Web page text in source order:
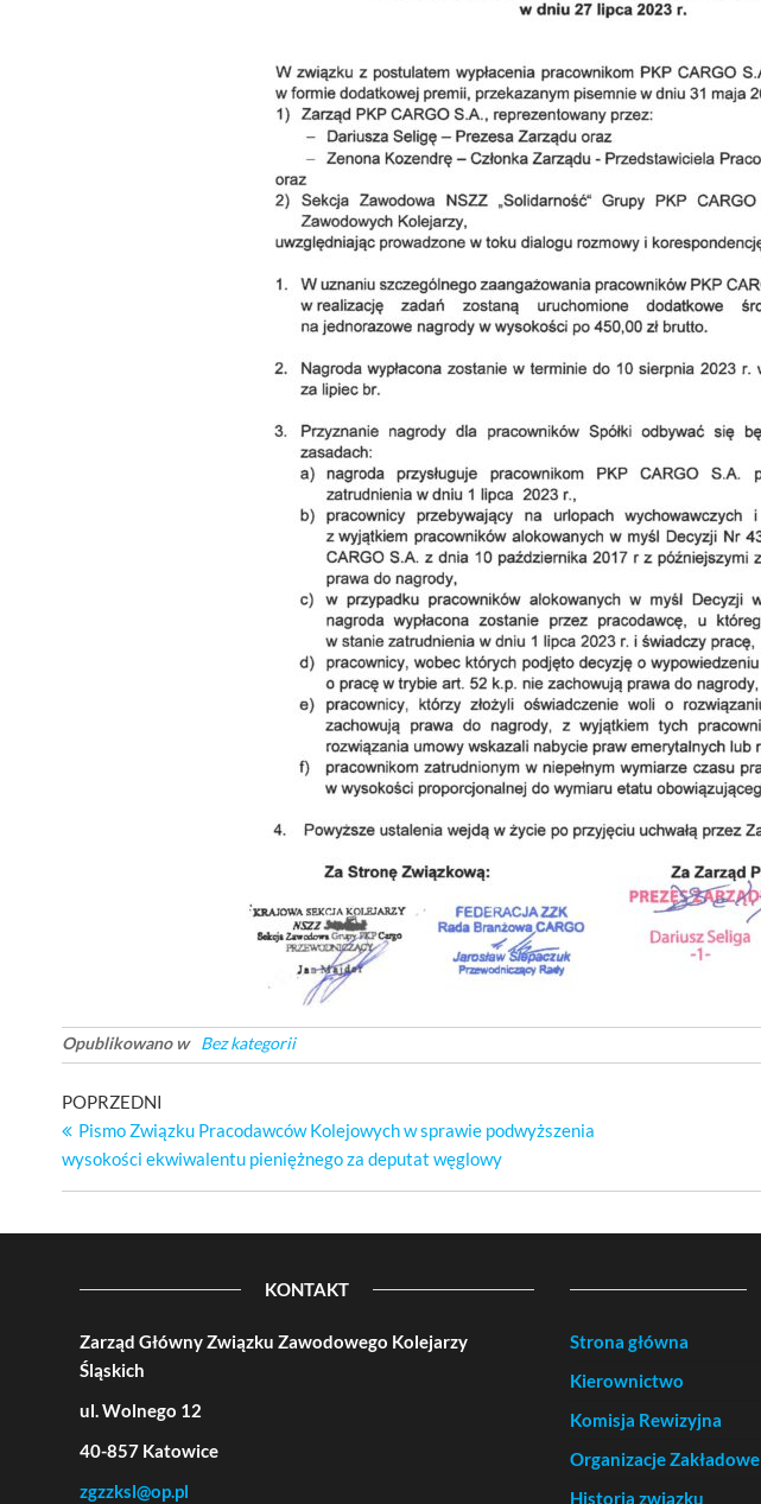
Opublikowano w Bez kategorii
Nawigacja
wpisu
Poprzedni
wpis
POPRZEDNI
Pismo Związku Pracodawców Kolejowych w sprawie podwyższenia
wysokości ekwiwalentu pieniężnego za deputat węglowy
KONTAKT
Zarząd Główny Związku Zawodowego Kolejarzy
Śląskich
ul. Wolnego 12
40-857 Katowice
zgzzksl@op.pl
Strona główna
Kierownictwo
Komisja Rewizyjna
Organizacje Zakładowe
Historia związku